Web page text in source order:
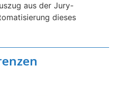
aus der Jury-
dieses